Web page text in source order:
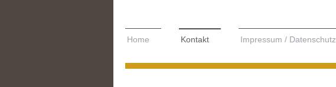
Home Kontakt Impressum / Datenschutz